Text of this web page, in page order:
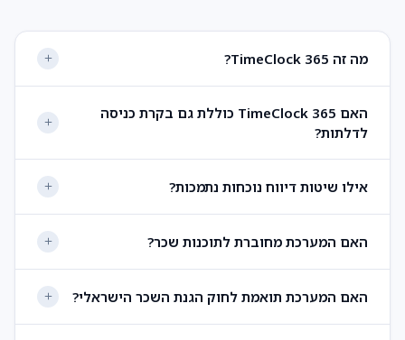
מה זה TimeClock 365?
האם TimeClock 365 כוללת גם בקרת כניסה
לדלתות?
אילו שיטות דיווח נוכחות נתמכות?
האם המערכת מחוברת לתוכנות שכר?
האם המערכת תואמת לחוק הגנת השכר הישראלי?